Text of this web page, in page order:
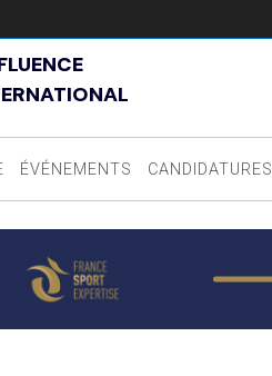
ÉVÉNEMENTS CANDIDATURES